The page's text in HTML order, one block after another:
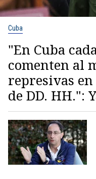
Cuba
"En Cuba
comenten al
represivas
de DD. HH.":